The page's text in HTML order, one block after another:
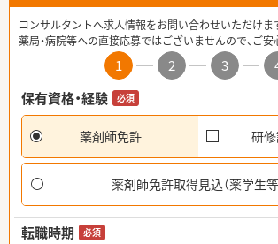
コンサルタントへ求人情報をお問い合わせいただけま
薬局・病院等への直接応募ではございませんので、ご安
1 2 3
保有資格・経験
必須
薬剤師免許 研
薬剤師免許取得見込（薬学生等
転職時期 必須